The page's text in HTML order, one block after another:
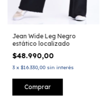
Jean Wide Leg Negro
estático localizado
$48.990,00
3 x$16.330,00 sin interés
Comprar